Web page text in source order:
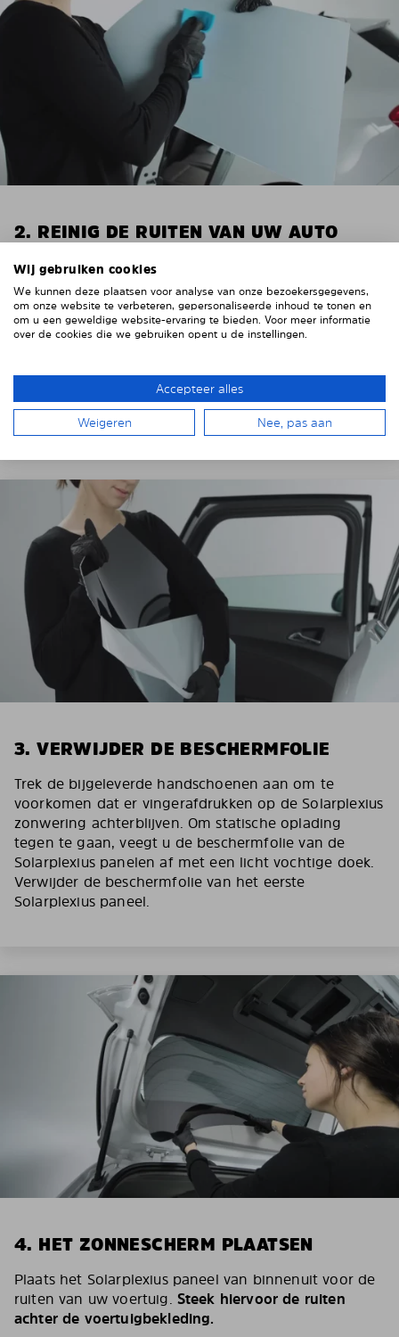
2. REINIG DE RUITEN VAN UW AUTO
Reinig de ruiten van uw auto grondig van binnenuit.
Bijv. met glasreiniger.
Belangrijk! Geef de ruiten de tijd om te drogen.
met stevig plakband. Wij adviseren ducttape of
afplaktape.
3. VERWIJDER DE BESCHERMFOLIE
Trek de bijgeleverde handschoenen aan om te
voorkomen dat er vingerafdrukken op de Solarplexius
zonwering achterblijven. Om statische oplading
tegen te gaan, veegt u de beschermfolie van de
Solarplexius panelen af met een licht vochtige doek.
Verwijder de beschermfolie van het eerste
Solarplexius paneel.
4. HET ZONNESCHERM PLAATSEN
Plaats het Solarplexius paneel van binnenuit voor de
ruiten van uw voertuig. Steek hiervoor de ruiten
achter de voertuigbekleding.
Wij gebruiken cookies
We kunnen deze plaatsen voor analyse van onze bezoekersgegevens,
om onze website te verbeteren, gepersonaliseerde inhoud te tonen en
om u een geweldige website-ervaring te bieden. Voor meer informatie
over de cookies die we gebruiken opent u de instellingen.
Accepteer alles
Weigeren Nee, pas aan